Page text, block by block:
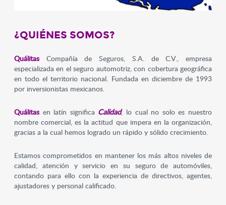
¿QUIÉNES SOMOS?
QuálitasCompañía de Seguros, S.A. de C.V., empresa
especializada en el seguro automotriz, con cobertura geográfica
en todo el territorio nacional. Fundada en diciembre de 1993
por inversionistas mexicanos.
Quálitasen latín significa Calidad, lo cual no solo es nuestro
nombre comercial, es la actitud que impera en la organización,
gracias a la cual hemos logrado un rápido y sólido crecimiento.
Estamos comprometidos en mantener los más altos niveles de
calidad, atención y servicio en su seguro de automóviles,
contando para ello con la experiencia de directivos, agentes,
ajustadores y personal calificado.